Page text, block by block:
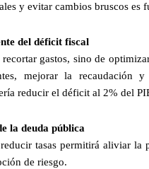
y evitar cambios bruscos es
del déficit fiscal
gastos, sino de
mejorar la recaudación
reducir el déficit al 2% del
la deuda pública
tasas permitirá aliviar la
de riesgo.